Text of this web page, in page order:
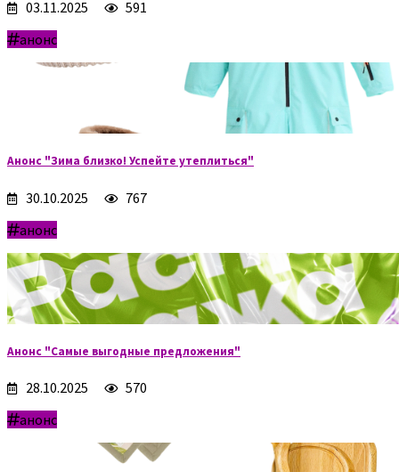
03.11.2025
591
анонс
Анонс "Зима близко! Успейте утеплиться"
30.10.2025
767
анонс
Анонс "Самые выгодные предложения"
28.10.2025
570
анонс